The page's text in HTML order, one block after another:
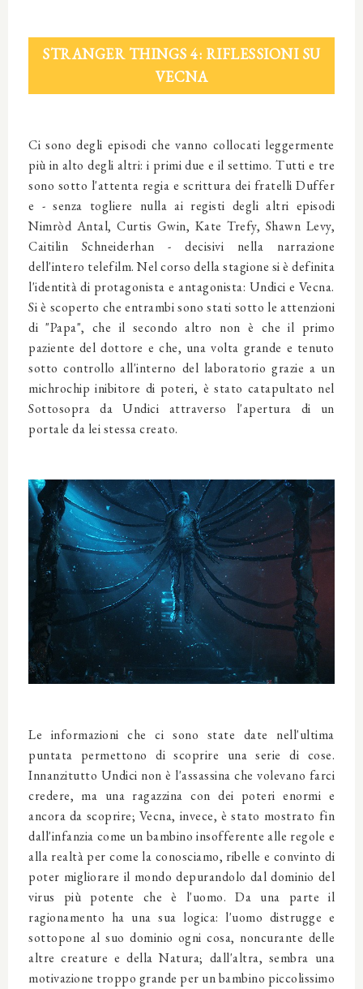
STRANGER THINGS 4: RIFLESSIONI SU
VECNA
Ci sono degli episodi che vanno collocati leggermente
più in alto degli altri: i primi due e il settimo. Tutti e tre
sono sotto l'attenta regia e scrittura dei fratelli Duffer
e - senza togliere nulla ai registi degli altri episodi
Nimròd Antal, Curtis Gwin, Kate Trefy, Shawn Levy,
Caitilin Schneiderhan - decisivi nella narrazione
dell'intero telefilm. Nel corso della stagione si è definita
l'identità di protagonista e antagonista: Undici e Vecna.
Si è scoperto che entrambi sono stati sotto le attenzioni
di "Papa", che il secondo altro non è che il primo
paziente del dottore e che, una volta grande e tenuto
sotto controllo all'interno del laboratorio grazie a un
michrochip inibitore di poteri, è stato catapultato nel
Sottosopra da Undici attraverso l'apertura di un
portale da lei stessa creato.
Le informazioni che ci sono state date nell'ultima
puntata permettono di scoprire una serie di cose.
Innanzitutto Undici non è l'assassina che volevano farci
credere, ma una ragazzina con dei poteri enormi e
ancora da scoprire; Vecna, invece, è stato mostrato fin
dall'infanzia come un bambino insofferente alle regole e
alla realtà per come la conosciamo, ribelle e convinto di
poter migliorare il mondo depurandolo dal dominio del
virus più potente che è l'uomo. Da una parte il
ragionamento ha una sua logica: l'uomo distrugge e
sottopone al suo dominio ogni cosa, noncurante delle
altre creature e della Natura; dall'altra, sembra una
motivazione troppo grande per un bambino piccolissimo